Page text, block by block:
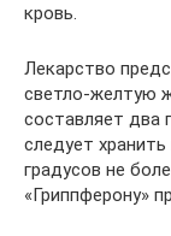
кровь.
Лекарство
светло-желтую
составляет два
следует
градусов не
«Гриппферону»